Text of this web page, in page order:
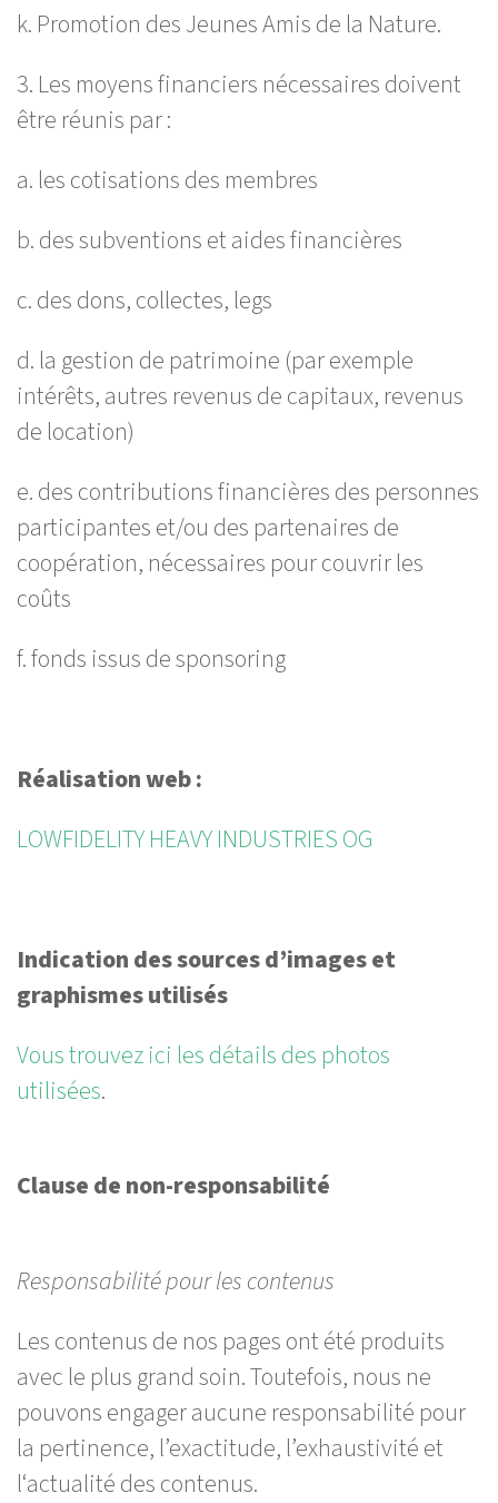
k. Promotion des Jeunes Amis de la Nature.
3. Les moyens financiers nécessaires doivent
être réunis par :
a. les cotisations des membres
b. des subventions et aides financières
c. des dons, collectes, legs
d. la gestion de patrimoine (par exemple
intérêts, autres revenus de capitaux, revenus
de location)
e. des contributions financières des personnes
participantes et/ou des partenaires de
coopération, nécessaires pour couvrir les
coûts
f. fonds issus de sponsoring
Réalisation web :
LOWFIDELITY HEAVY INDUSTRIES OG
Indication des sources d’images et
graphismes utilisés
Vous trouvez ici les détails des photos
utilisées.
Clause de non-responsabilité
Responsabilité pour les contenus
Les contenus de nos pages ont été produits
avec le plus grand soin. Toutefois, nous ne
pouvons engager aucune responsabilité pour
la pertinence, l’exactitude, l’exhaustivité et
l‘actualité des contenus.